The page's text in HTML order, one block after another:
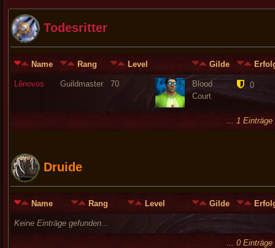
Todesritter
Name Rang Level Gilde
Lênovos Guildmaster 70
Blood
Court
0
... 1
Druide
Name Rang Level Gilde
Keine Einträge gefunden...
... 0